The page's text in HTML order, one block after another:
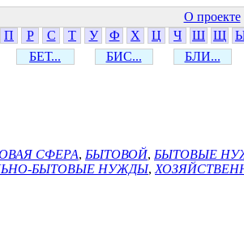
О проекте
П Р С Т У Ф Х Ц Ч Ш Щ
БЕТ... БИС... БЛИ...
СФЕРА, БЫТОВОЙ, БЫТОВЫЕ
БЫТОВЫЕ НУЖДЫ,